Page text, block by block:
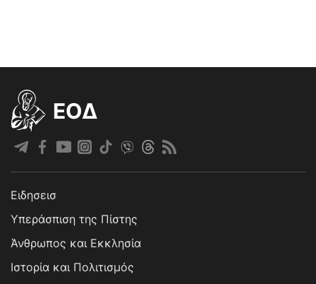
EOΔ
Ειδησεισ
Υπεράσπιση της Πίστης
Άνθρωπος και Εκκλησία
Ιστορία και Πολιτισμός